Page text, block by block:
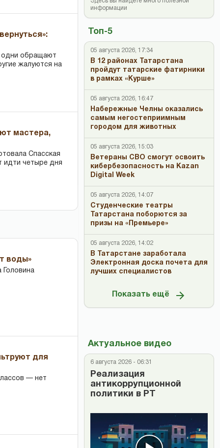
одни обращают
жалуются на
мастера,
Спасская
идти четыре дня
воды»
для
— нет
Топ-5
05 августа 2026, 17:34
В 12 районах Татарстана
пройдут татарские фатирники
в рамках «Курше»
05 августа 2026, 16:47
Набережные Челны оказались
самым негостеприимным
городом для животных
05 августа 2026, 15:03
Ветераны СВО смогут освоить
кибербезопасность на Kazan
Digital Week
05 августа 2026, 14:07
Студенческие театры
Татарстана поборются за
призы на «Премьере»
05 августа 2026, 14:02
В Татарстане заработала
Электронная доска почета для
лучших специалистов
Показать ещё
Актуальное видео
6 августа 2026 - 06:31
Реализация
антикоррупционной
политики в РТ
информации